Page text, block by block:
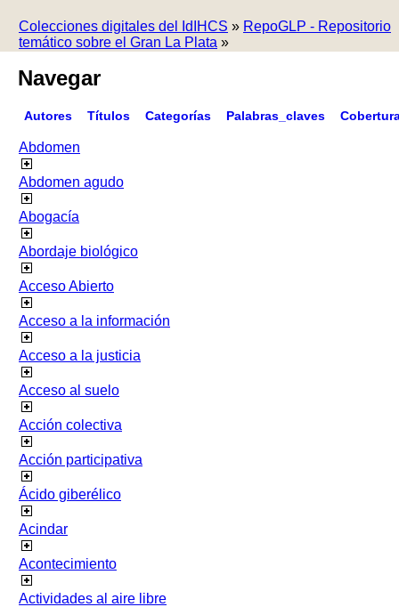
Colecciones digitales del IdIHCS » RepoGLP - Repositorio
temático sobre el Gran La Plata »
Navegar
Autores Títulos Categorías Palabras_claves
Abdomen
Abdomen agudo
Abogacía
Abordaje biológico
Acceso Abierto
Acceso a la información
Acceso a la justicia
Acceso al suelo
Acción colectiva
Acción participativa
Ácido giberélico
Acindar
Acontecimiento
Actividades al aire libre